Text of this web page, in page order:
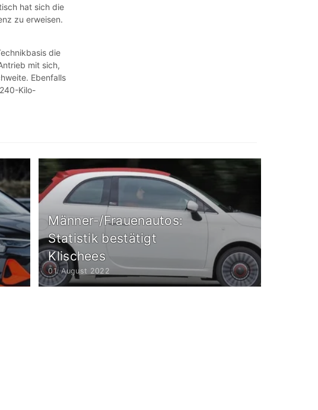
hat sich die
zu erweisen.
die
mit sich,
Ebenfalls
Kilo-
Männer-/Frauenautos:
Statistik bestätigt
Klischees
01. August 2022